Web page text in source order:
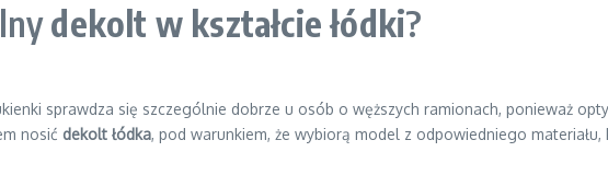
dekolt w kształcie łódki?
sprawdza się szczególnie dobrze u osób o węższych ramionach, ponieważ
nosić dekolt łódka, pod warunkiem, że wybiorą model z odpowiedniego